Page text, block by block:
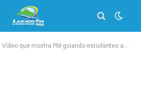
Vídeo que mostra PM guiando estudantes a cantarem palavras de ódio foi gravado durante ação de combate à violência, diz servidora